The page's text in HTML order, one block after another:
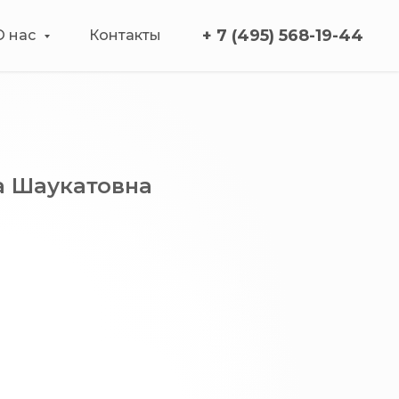
нас Контакты + 7 (495) 568-19-44
Шаукатовна